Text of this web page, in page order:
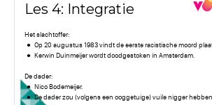
Les 4: Integratie
Het slachtoffer:
Op 20 augustus 1983 vindt de eerste racistische moord
Kerwin Duinmeijer wordt doodgestoken in Amsterdam.
De dader:
Nico Bodemeijer.
De dader zou (volgens een ooggetuige) vuile nigger